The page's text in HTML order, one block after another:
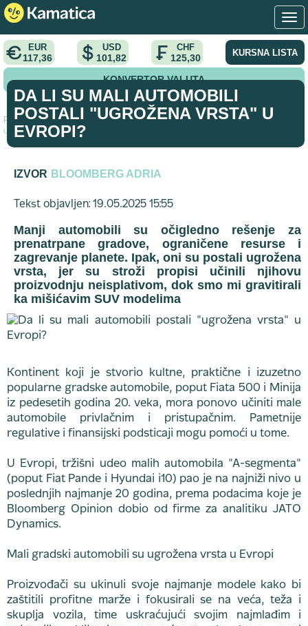
EUR
117,36
USD
101,82
CHF
125,30 KURSNA LISTA
KONVERTOR VALUTA
Početna > analiza >
Da li su mali automobili postali "ugrožena vrsta"
u Evropi?
DA LI SU MALI AUTOMOBILI
POSTALI "UGROŽENA VRSTA" U
EVROPI?
IZVOR BLOOMBERG ADRIA
Tekst objavljen: 19.05.2025 15:55
Manji automobili su očigledno rešenje za
prenatrpane gradove, ograničene resurse i
zagrevanje planete. Ipak, oni su postali ugrožena
vrsta, jer su stroži propisi učinili njihovu
proizvodnju neisplativom, dok smo mi gravitirali
ka mišićavim SUV modelima
Kontinent koji je stvorio kultne, praktične i izuzetno
popularne gradske automobile, poput Fiata 500 i Minija
iz pedesetih godina 20. veka, mora ponovo učiniti male
automobile privlačnim i pristupačnim. Pametnije
regulative i finansijski podsticaji mogu pomoći u tome.
U Evropi, tržišni udeo malih automobila "A-segmenta"
(poput Fiat Pande i Hyundai i10) pao je na najniži nivo u
poslednjih najmanje 20 godina, prema podacima koje je
Bloomberg Opinion dobio od firme za analitiku JATO
Dynamics.
Mali gradski automobili su ugrožena vrsta u Evropi
Proizvođači su ukinuli svoje najmanje modele kako bi
zaštitili profitne marže i fokusirali se na veća, teža i
skuplja vozila, time uskraćujući svojim najmlađim i